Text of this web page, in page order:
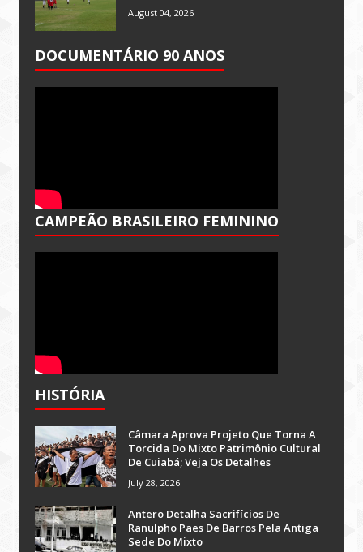
August 04, 2026
DOCUMENTÁRIO 90 ANOS
CAMPEÃO BRASILEIRO FEMININO
HISTÓRIA
Câmara Aprova Projeto Que Torna A
Torcida Do Mixto Patrimônio Cultural
De Cuiabá; Veja Os Detalhes
July 28, 2026
Antero Detalha Sacrifícios De
Ranulpho Paes De Barros Pela Antiga
Sede Do Mixto